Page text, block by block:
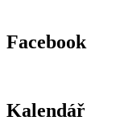
Facebook
Kalendář